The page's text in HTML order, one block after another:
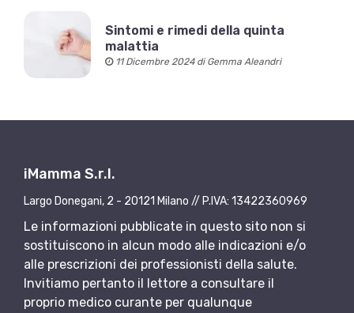
Sintomi e rimedi della quinta
malattia
11 Dicembre 2024 di Gemma Aleandri
iMamma S.r.l.
Largo Donegani, 2 - 20121 Milano // P.IVA: 13422360969
Le informazioni pubblicate in questo sito non si
sostituiscono in alcun modo alle indicazioni e/o
alle prescrizioni dei professionisti della salute.
Invitiamo pertanto il lettore a consultare il
proprio medico curante per qualunque